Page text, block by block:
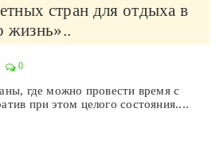
стран для отдыха в
жизнь»..
0
где можно провести время с
при этом целого состояния....